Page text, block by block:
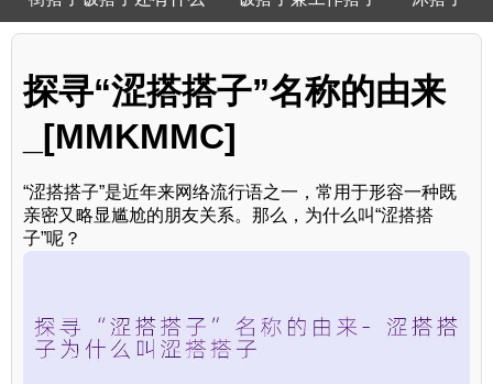
探寻“涩搭搭子”名称的由来
_[MMKMMC]
“涩搭搭子”是近年来网络流行语之一，常用于形容一种既
亲密又略显尴尬的朋友关系。那么，为什么叫“涩搭搭
子”呢？